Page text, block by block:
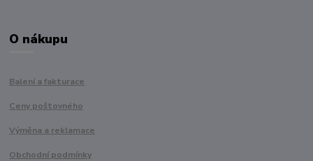
O nákupu
Balení a fakturace
Ceny poštovného
Výměna a reklamace
Obchodní podmínky